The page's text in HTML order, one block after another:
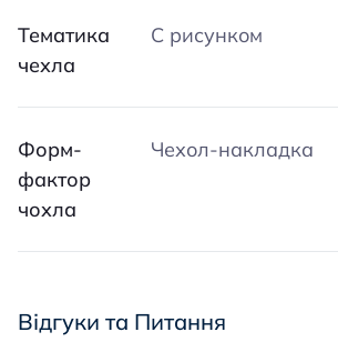
Тематика
чехла
С рисунком
Форм-
фактор
чохла
Чехол-накладка
Відгуки та Питання